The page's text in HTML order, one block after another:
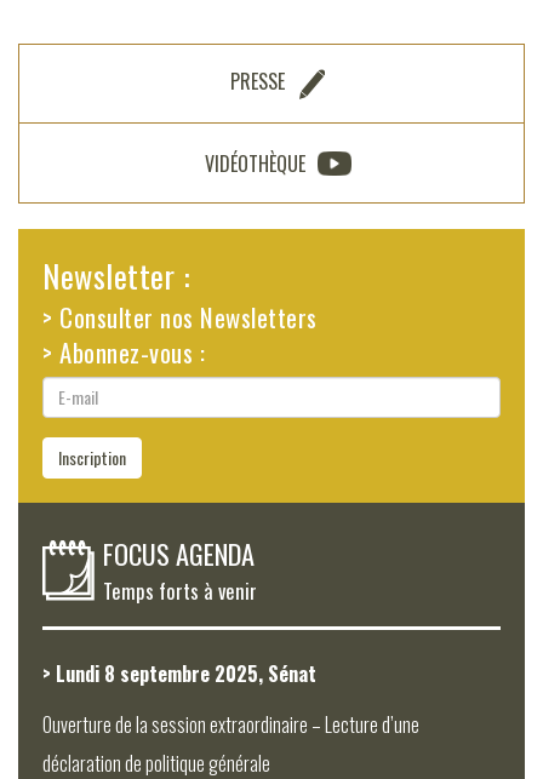
PRESSE
VIDÉOTHÈQUE
Newsletter :
> Consulter nos Newsletters
> Abonnez-vous :
E-
mail
Inscription
FOCUS AGENDA
Temps forts à venir
> Lundi 8 septembre 2025, Sénat
Ouverture de la session extraordinaire – Lecture d’une
déclaration de politique générale